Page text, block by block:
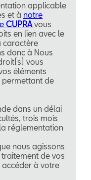
applicable
et à notre
CUPRA vous
en lien avec le
caractère
donc à Nous
vous
éléments
permettant de
dans un délai
trois mois
réglementation
nous agissons
de vos
à votre